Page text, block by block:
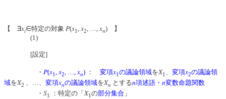
【 ∃xi∈特定の対象 P(x1 x2 xn) 】
(1)
[設定]
・ P(x1,x2, …,xn) ： 変項x1の議論領域をX1 、 変項x2の議論領
域をX2 変項xnの議論領域をXn とするn項述語・ n変数命題関数
・ S1 ：特定の「X1の部分集合 」